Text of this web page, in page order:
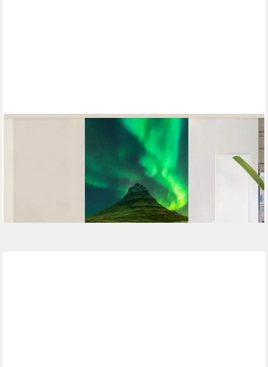
Fototapete Nordlichter - Wasserfall - Berg - Island, Matt,
bedruckt, Vliestapete für Wohnzimmer Schlafzimmer Küche,
102,00 €
lieferbar - in 6-8 Werktagen bei dir